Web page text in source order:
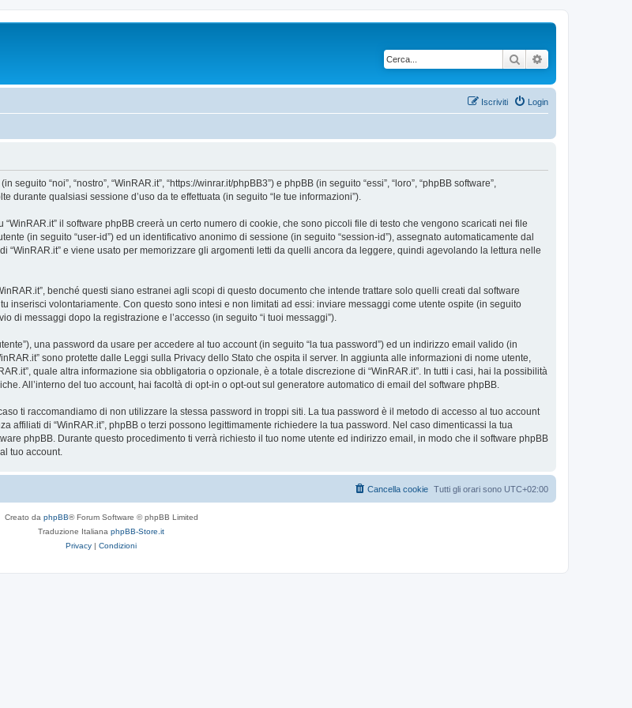
Cerca
Login
Iscriviti
“noi”, “nostro”, “WinRAR.it”, “https://winrar.it/phpBB3”) e phpBB (in seguito “essi”, “loro”, “phpBB software”,
durante qualsiasi sessione d’uso da te effettuata (in seguito “le tue informazioni”).
il software phpBB creerà un certo numero di cookie, che sono piccoli file di testo che vengono scaricati nei file
(in seguito “user-id”) ed un identificativo anonimo di sessione (in seguito “session-id”), assegnato automaticamente dal
e viene usato per memorizzare gli argomenti letti da quelli ancora da leggere, quindi agevolando la lettura nelle
benché questi siano estranei agli scopi di questo documento che intende trattare solo quelli creati dal software
inserisci volontariamente. Con questo sono intesi e non limitati ad essi: inviare messaggi come utente ospite (in seguito
di messaggi dopo la registrazione e l’accesso (in seguito “i tuoi messaggi”).
una password da usare per accedere al tuo account (in seguito “la tua password”) ed un indirizzo email valido (in
sono protette dalle Leggi sulla Privacy dello Stato che ospita il server. In aggiunta alle informazioni di nome utente,
quale altra informazione sia obbligatoria o opzionale, è a totale discrezione di “WinRAR.it”. In tutti i casi, hai la possibilità
All’interno del tuo account, hai facoltà di opt-in o opt-out sul generatore automatico di email del software phpBB.
ti raccomandiamo di non utilizzare la stessa password in troppi siti. La tua password è il metodo di accesso al tuo account
affiliati di “WinRAR.it”, phpBB o terzi possono legittimamente richiedere la tua password. Nel caso dimenticassi la tua
phpBB. Durante questo procedimento ti verrà richiesto il tuo nome utente ed indirizzo email, in modo che il software phpBB
tuo account.
Tutti gli orari sono UTC+02:00
Cancella cookie
Creato da phpBB® Forum Software © phpBB Limited
Traduzione Italiana phpBB-Store.it
Privacy | Condizioni